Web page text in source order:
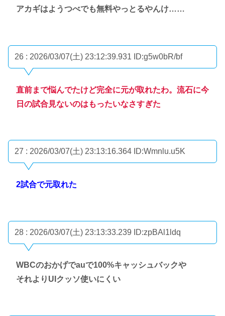
アカギはようつべでも無料やっとるやんけ……
26 : 2026/03/07(土) 23:12:39.931 ID:g5w0bR/bf
直前まで悩んでたけど完全に元が取れたわ。流石に今
日の試合見ないのはもったいなさすぎた
27 : 2026/03/07(土) 23:13:16.364 ID:Wmnlu.u5K
2試合で元取れた
28 : 2026/03/07(土) 23:13:33.239 ID:zpBAl1ldq
WBCのおかげでauで100%キャッシュバックや
それよりUIクッソ使いにくい